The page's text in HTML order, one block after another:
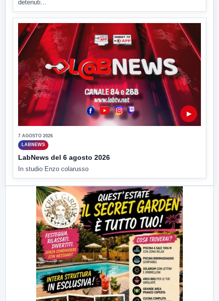
detenuti...
▶
7 AGOSTO 2026
LABNEWS
LabNews del 6 agosto 2026
In studio Enzo colarusso